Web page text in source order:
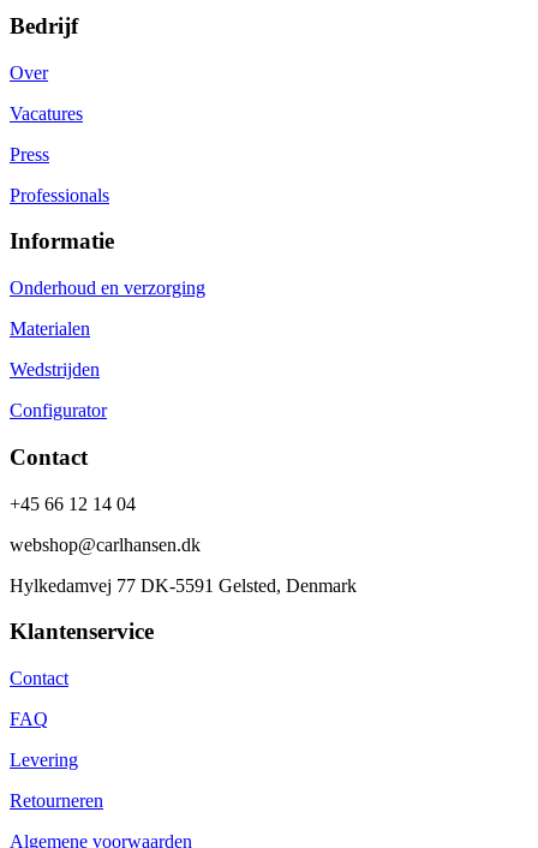
Bedrijf
Over
Vacatures
Press
Professionals
Informatie
Onderhoud en verzorging
Materialen
Wedstrijden
Configurator
Contact
+45 66 12 14 04
webshop@carlhansen.dk
Hylkedamvej 77 DK-5591 Gelsted, Denmark
Klantenservice
Contact
FAQ
Levering
Retourneren
Algemene voorwaarden